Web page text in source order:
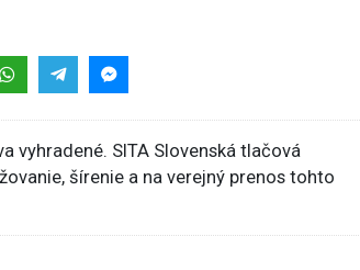
vyhradené. SITA Slovenská tlačová
šírenie a na verejný prenos tohto